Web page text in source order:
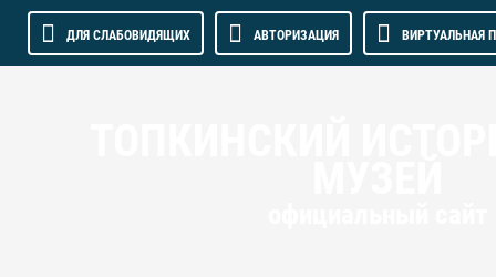
ДЛЯ СЛАБОВИДЯЩИХ АВТОРИЗАЦИЯ ВИРТУАЛЬНАЯ